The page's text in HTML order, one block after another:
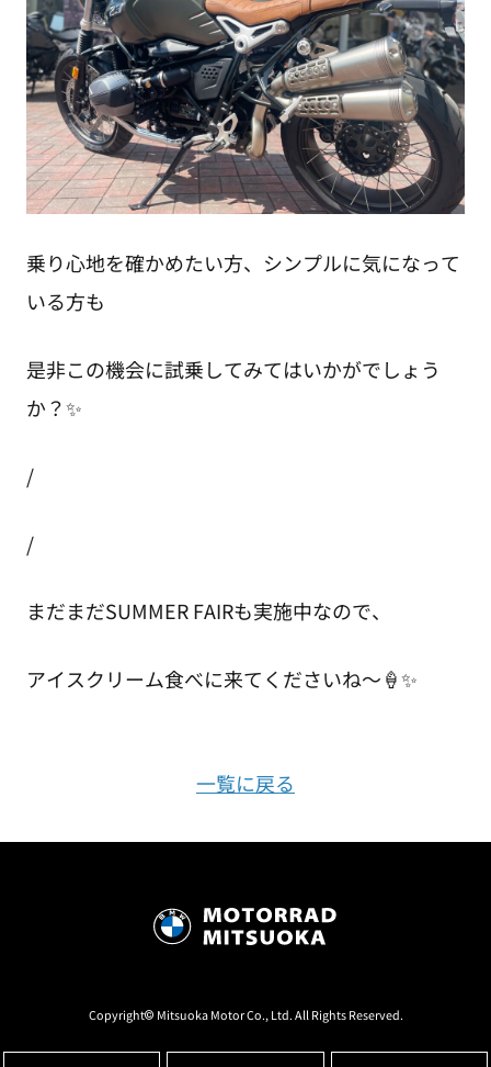
乗り心地を確かめたい方、シンプルに気になって
いる方も
是非この機会に試乗してみてはいかがでしょう
か？✨
/
/
まだまだSUMMER FAIRも実施中なので、
アイスクリーム食べに来てくださいね～🍦✨
一覧に戻る
Copyright© Mitsuoka Motor Co., Ltd. All Rights Reserved.